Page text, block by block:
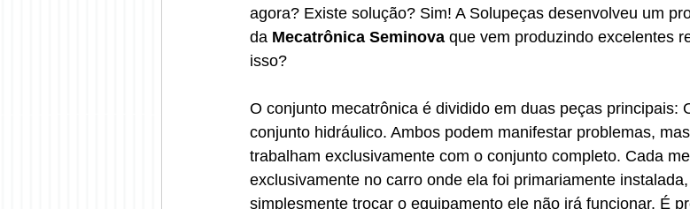
agora? Existe solução? Sim! A Solupeças desenvolveu um
da Mecatrônica Seminova que vem produzindo excelentes
isso?
O conjunto mecatrônica é dividido em duas peças principais:
conjunto hidráulico. Ambos podem manifestar problemas,
trabalham exclusivamente com o conjunto completo. Cada
exclusivamente no carro onde ela foi primariamente
simplesmente trocar o equipamento ele não irá funcionar. É